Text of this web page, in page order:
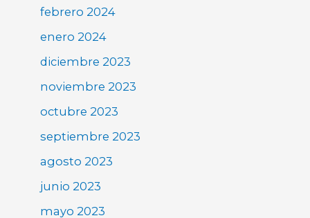
febrero 2024
enero 2024
diciembre 2023
noviembre 2023
octubre 2023
septiembre 2023
agosto 2023
junio 2023
mayo 2023